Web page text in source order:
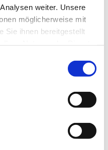
weiter. Unsere
möglicherweise mit
Sie ihnen bereitgestellt